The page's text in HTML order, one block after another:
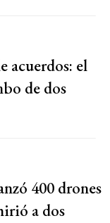
acuerdos: el
de dos
400 drones
a dos